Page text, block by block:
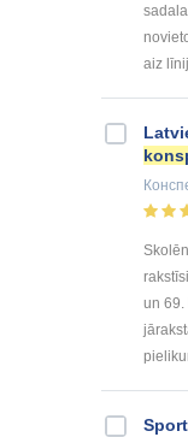
aiz
un 69.